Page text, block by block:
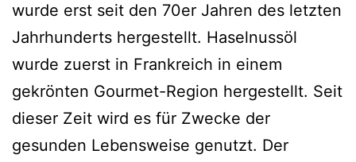
wurde erst seit den 70er Jahren des letzten
Jahrhunderts hergestellt. Haselnussöl
wurde zuerst in Frankreich in einem
gekrönten Gourmet-Region hergestellt. Seit
dieser Zeit wird es für Zwecke der
gesunden Lebensweise genutzt. Der